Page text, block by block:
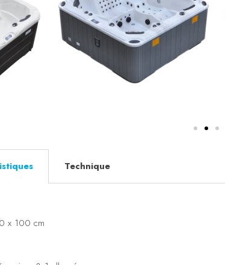
Technique
x 100 cm